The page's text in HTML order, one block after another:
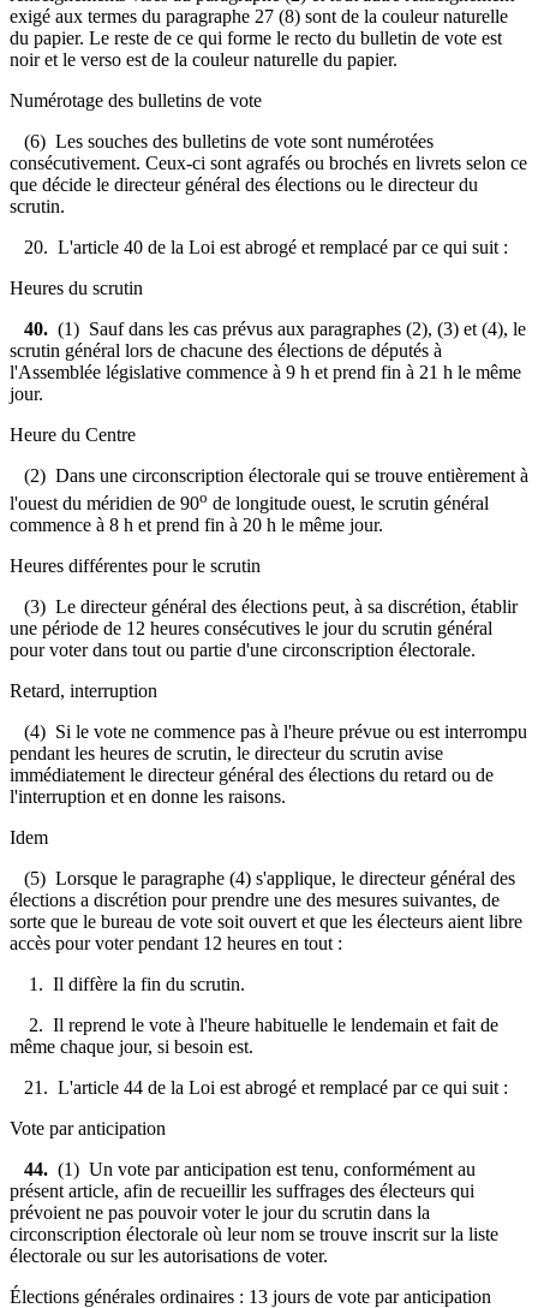
exigé aux termes du paragraphe 27 (8) sont de la couleur naturelle
du papier. Le reste de ce qui forme le recto du bulletin de vote est
noir et le verso est de la couleur naturelle du papier.
Numérotage des bulletins de vote
(6) Les souches des bulletins de vote sont numérotées
consécutivement. Ceux-ci sont agrafés ou brochés en livrets selon ce
que décide le directeur général des élections ou le directeur du
scrutin.
20. L'article 40 de la Loi est abrogé et remplacé par ce qui suit :
Heures du scrutin
40. (1) Sauf dans les cas prévus aux paragraphes (2), (3) et (4), le
scrutin général lors de chacune des élections de députés à
l'Assemblée législative commence à 9 h et prend fin à 21 h le même
jour.
Heure du Centre
(2) Dans une circonscription électorale qui se trouve entièrement à
l'ouest du méridien de 90o de longitude ouest, le scrutin général
commence à 8 h et prend fin à 20 h le même jour.
Heures différentes pour le scrutin
(3) Le directeur général des élections peut, à sa discrétion, établir
une période de 12 heures consécutives le jour du scrutin général
pour voter dans tout ou partie d'une circonscription électorale.
Retard, interruption
(4) Si le vote ne commence pas à l'heure prévue ou est interrompu
pendant les heures de scrutin, le directeur du scrutin avise
immédiatement le directeur général des élections du retard ou de
l'interruption et en donne les raisons.
Idem
(5) Lorsque le paragraphe (4) s'applique, le directeur général des
élections a discrétion pour prendre une des mesures suivantes, de
sorte que le bureau de vote soit ouvert et que les électeurs aient libre
accès pour voter pendant 12 heures en tout :
1. Il diffère la fin du scrutin.
2. Il reprend le vote à l'heure habituelle le lendemain et fait de
même chaque jour, si besoin est.
21. L'article 44 de la Loi est abrogé et remplacé par ce qui suit :
Vote par anticipation
44. (1) Un vote par anticipation est tenu, conformément au
présent article, afin de recueillir les suffrages des électeurs qui
prévoient ne pas pouvoir voter le jour du scrutin dans la
circonscription électorale où leur nom se trouve inscrit sur la liste
électorale ou sur les autorisations de voter.
Élections générales ordinaires : 13 jours de vote par anticipation